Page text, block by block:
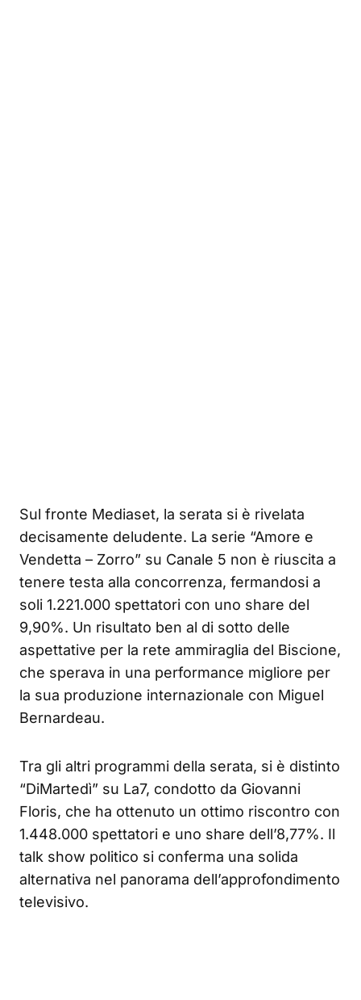
Sul fronte Mediaset, la serata si è rivelata
decisamente deludente. La serie “Amore e
Vendetta – Zorro” su Canale 5 non è riuscita a
tenere testa alla concorrenza, fermandosi a
soli 1.221.000 spettatori con uno share del
9,90%. Un risultato ben al di sotto delle
aspettative per la rete ammiraglia del Biscione,
che sperava in una performance migliore per
la sua produzione internazionale con Miguel
Bernardeau.
Tra gli altri programmi della serata, si è distinto
“DiMartedì” su La7, condotto da Giovanni
Floris, che ha ottenuto un ottimo riscontro con
1.448.000 spettatori e uno share dell’8,77%. Il
talk show politico si conferma una solida
alternativa nel panorama dell’approfondimento
televisivo.